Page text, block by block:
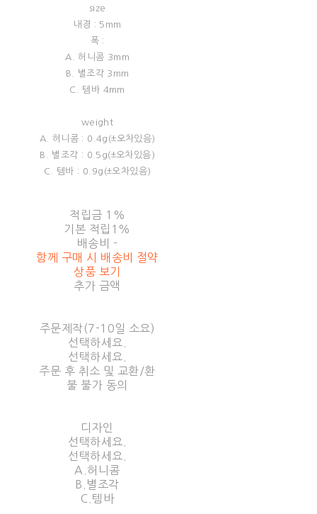
size
내경 : 5mm
폭 :
A. 허니콤 3mm
B. 별조각 3mm
C. 템바 4mm
weight
A. 허니콤 : 0.4g(±오차있음)
B. 별조각 : 0.5g(±오차있음)
C. 템바 : 0.9g(±오차있음)
적립금 1%
기본 적립 1%
배송비 -
함께 구매 시 배송비 절약
상품 보기
추가 금액
주문제작(7-10일 소요)
선택하세요.
선택하세요.
주문 후 취소 및 교환/환
불 불가 동의
디자인
선택하세요.
선택하세요.
A.허니콤
B.별조각
C.템바